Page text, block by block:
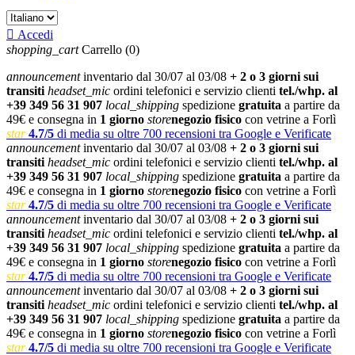
 Accedi
shopping_cart Carrello (0)
announcementinventario dal 30/07 al 03/08 + 2 o 3 giorni sui
transiti headset_mic ordini telefonici e servizio clienti tel./whp. al
+39 349 56 31 907 local_shipping spedizione gratuita a partire da
49€ e consegna in 1 giorno storenegozio fisico con vetrine a Forlì
star 4.7/5 di media su oltre 700 recensioni tra Google e Verificate
announcementinventario dal 30/07 al 03/08 + 2 o 3 giorni sui
transiti headset_mic ordini telefonici e servizio clienti tel./whp. al
+39 349 56 31 907 local_shipping spedizione gratuita a partire da
49€ e consegna in 1 giorno storenegozio fisico con vetrine a Forlì
star 4.7/5 di media su oltre 700 recensioni tra Google e Verificate
announcementinventario dal 30/07 al 03/08 + 2 o 3 giorni sui
transiti headset_mic ordini telefonici e servizio clienti tel./whp. al
+39 349 56 31 907 local_shipping spedizione gratuita a partire da
49€ e consegna in 1 giorno storenegozio fisico con vetrine a Forlì
star 4.7/5 di media su oltre 700 recensioni tra Google e Verificate
announcementinventario dal 30/07 al 03/08 + 2 o 3 giorni sui
transiti headset_mic ordini telefonici e servizio clienti tel./whp. al
+39 349 56 31 907 local_shipping spedizione gratuita a partire da
49€ e consegna in 1 giorno storenegozio fisico con vetrine a Forlì
star 4.7/5 di media su oltre 700 recensioni tra Google e Verificate